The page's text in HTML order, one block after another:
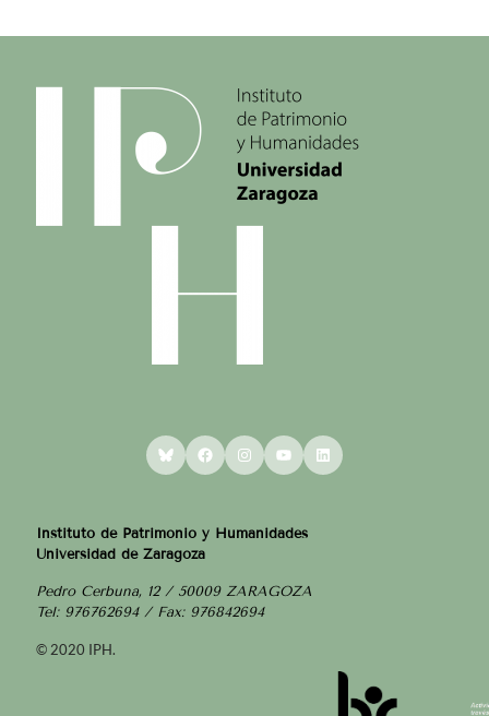
BlueskyFacebookInstagram
YouTubeLinkedIn
Instituto de Patrimonio y Humanidades
Universidad de Zaragoza
Pedro Cerbuna, 12 / 50009 ZARAGOZA
Tel: 976762694 / Fax: 976842694
© 2020 IPH.